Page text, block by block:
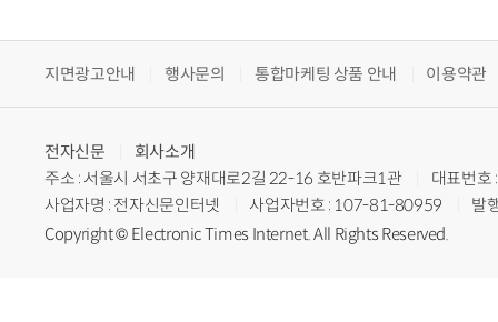
지면광고안내 행사문의 통합마케팅 상품 안내 이용약관
전자신문
회사소개
주소 : 서울시 서초구 양재대로2길 22-16 호반파크1관
대표번
사업자명 : 전자신문인터넷
사업자번호 : 107-81-80959
발
Copyright © Electronic Times Internet. All Rights Reserved.